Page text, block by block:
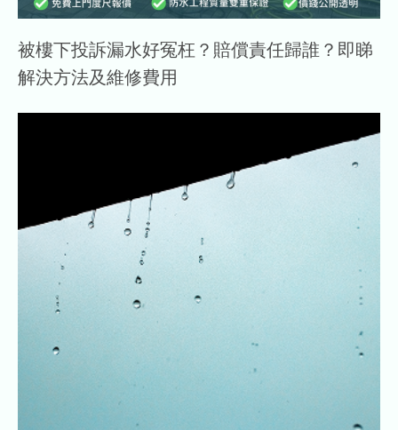
被樓下投訴漏水好冤枉？賠償責任歸誰？即睇
解決方法及維修費用